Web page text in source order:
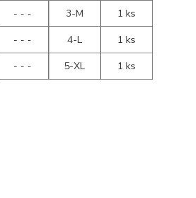
- - -
- - -
- - -
3-M
1 ks
4-L
1 ks
5-XL
1 ks